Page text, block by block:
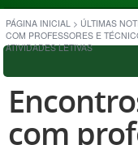
PÁGINA INICIAL > ÚLTIMAS
COM PROFESSORES E
ATIVIDADES LETIVAS
com